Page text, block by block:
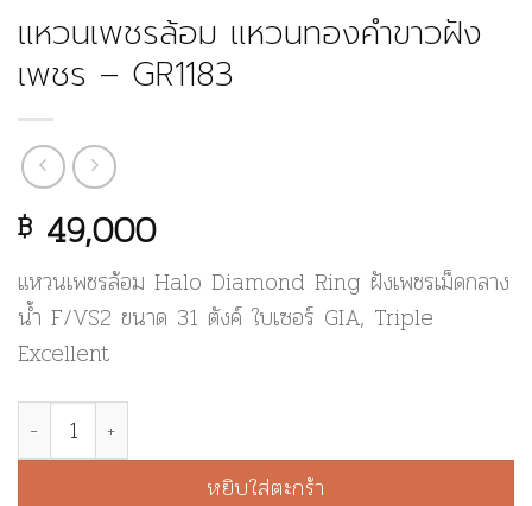
แหวนเพชรล้อม แหวนทองคำขาวฝัง
เพชร – GR1183
฿ 49,000
แหวนเพชรล้อม Halo Diamond Ring ฝังเพชรเม็ดกลาง
น้ำ F/VS2 ขนาด 31 ตังค์ ใบเซอร์ GIA, Triple
Excellent
จำนวน แหวนเพชรล้อม แหวนทองคำขาวฝังเพชร - GR1183 ชิ้น
หยิบใส่ตะกร้า